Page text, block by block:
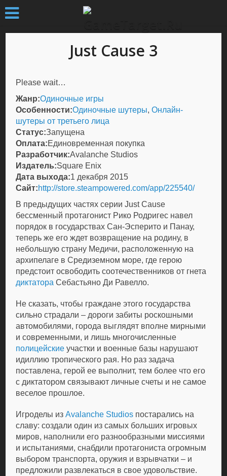
Just Cause 3
Please wait…
Жанр:Одиночные игры
Особенности:Одиночные шутеры,Онлайн-
шутеры от третьего лица
Статус:Запущена
Оплата:Единовременная покупка
Разработчик:Avalanche Studios
Издатель:Square Enix
Дата выхода:1 декабря 2015
Сайт:http://store.steampowered.com/app/225540/
В предыдущих частях серии Just Cause
бессменный протагонист Рико Родригес навел
порядок в государствах Сан-Эсперито и Панау,
теперь же его ждет возвращение на родину, в
небольшую страну Медичи, расположенную на
архипелаге в Средиземном море, где герою
предстоит освободить соотечественников от гнета
диктатора Себастьяно Ди Равелло.
Не сказать, чтобы граждане этого государства
сильно страдали – дороги забиты роскошными
автомобилями, города выглядят вполне мирными
и современными, и лишь многочисленные
полицейские участки и военные базы нарушают
идиллию тропического рая. Но раз задача
поставлена, герой ее выполнит, тем более что его
с диктатором связывают личные счеты и не самое
веселое прошлое.
Игроделы изAvalanche Studios постарались на
славу: создали один из самых больших игровых
миров, наполнили его разнообразными миссиями
и испытаниями, снабдили протагониста огромным
выбором транспорта, оружия и взрывчатки – и
предложили развлекаться в свое удовольствие.